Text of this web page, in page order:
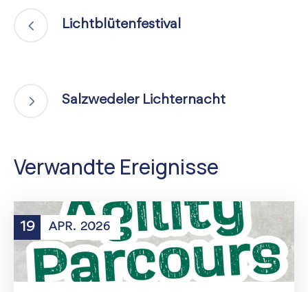
Lichtblütenfestival
Salzwedeler Lichternacht
Verwandte Ereignisse
19 APR. 2026